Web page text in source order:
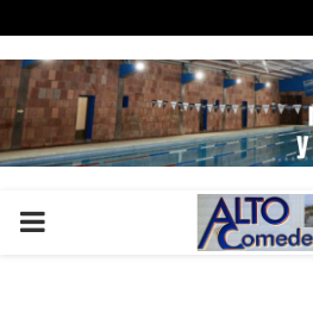
PRIMARY